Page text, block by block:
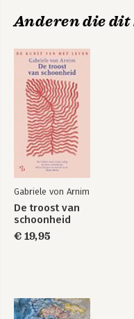
Denk als een
Bekijk alle boeken
Anderen die dit
Gabriele von Arnim
De troost van
schoonheid
€ 19,95